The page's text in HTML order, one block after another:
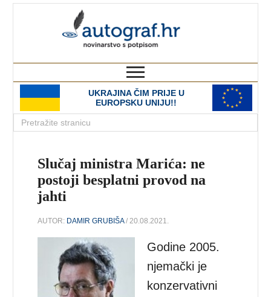
UKRAJINA ČIM PRIJE U
EUROPSKU UNIJU!!
Slučaj ministra Marića: ne
postoji besplatni provod na
jahti
AUTOR: DAMIR GRUBIŠA/ 20.08.2021.
Godine 2005.
njemački je
konzervativni